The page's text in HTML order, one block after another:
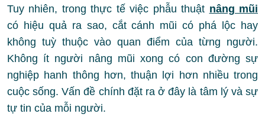
Tuy nhiên, trong thực tế việc phẫu thuật nâng mũi
có hiệu quả ra sao, cắt cánh mũi có phá lộc hay
không tuỳ thuộc vào quan điểm của từng người.
Không ít người nâng mũi xong có con đường sự
nghiệp hanh thông hơn, thuận lợi hơn nhiều trong
cuộc sống. Vấn đề chính đặt ra ở đây là tâm lý và sự
tự tin của mỗi người.